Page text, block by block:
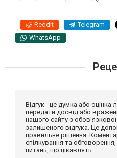
Reddit Telegram
WhatsApp
Відгук - це думка або
передати досвід або
нашого сайту з
залишеного відгука. Це
правильне рішення.
спілкування та
питань, що цікавлять.